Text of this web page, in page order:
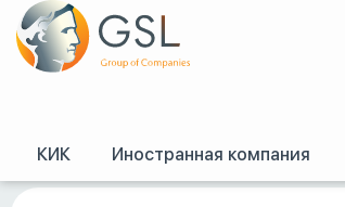
КИК Иностранная компания
GSL/Налоговые системы зарубежных стран